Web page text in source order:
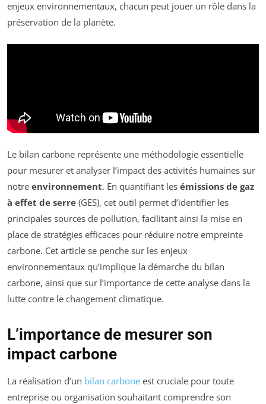
enjeux environnementaux, chacun peut jouer un rôle dans la
préservation de la planète.
Le bilan carbone représente une méthodologie essentielle
pour mesurer et analyser l’impact des activités humaines sur
notre environnement. En quantifiant les émissions de gaz
à effet de serre (GES), cet outil permet d’identifier les
principales sources de pollution, facilitant ainsi la mise en
place de stratégies efficaces pour réduire notre empreinte
carbone. Cet article se penche sur les enjeux
environnementaux qu’implique la démarche du bilan
carbone, ainsi que sur l’importance de cette analyse dans la
lutte contre le changement climatique.
L’importance de mesurer son
impact carbone
La réalisation d’un bilan carbone est cruciale pour toute
entreprise ou organisation souhaitant comprendre son